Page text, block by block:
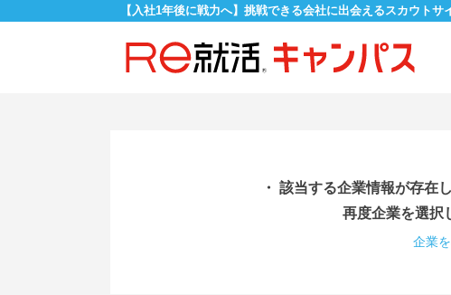
【入社1年後に戦力へ】挑戦できる会社に出会えるスカウトサ
・ 該当する企業情報が存在
再度企業を選択
企業